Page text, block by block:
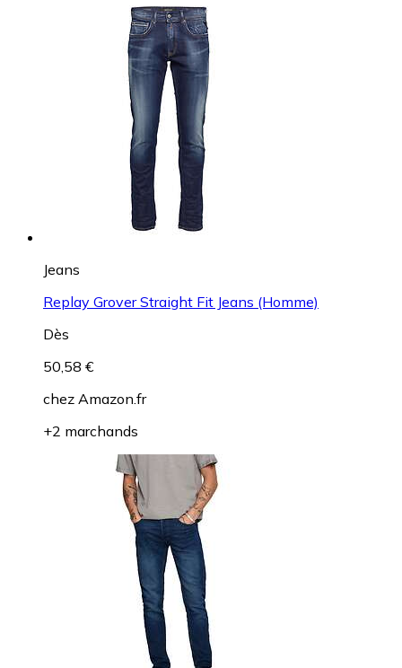
Jeans
Replay Grover Straight Fit Jeans (Homme)
Dès
50,58 €
chez Amazon.fr
+2 marchands